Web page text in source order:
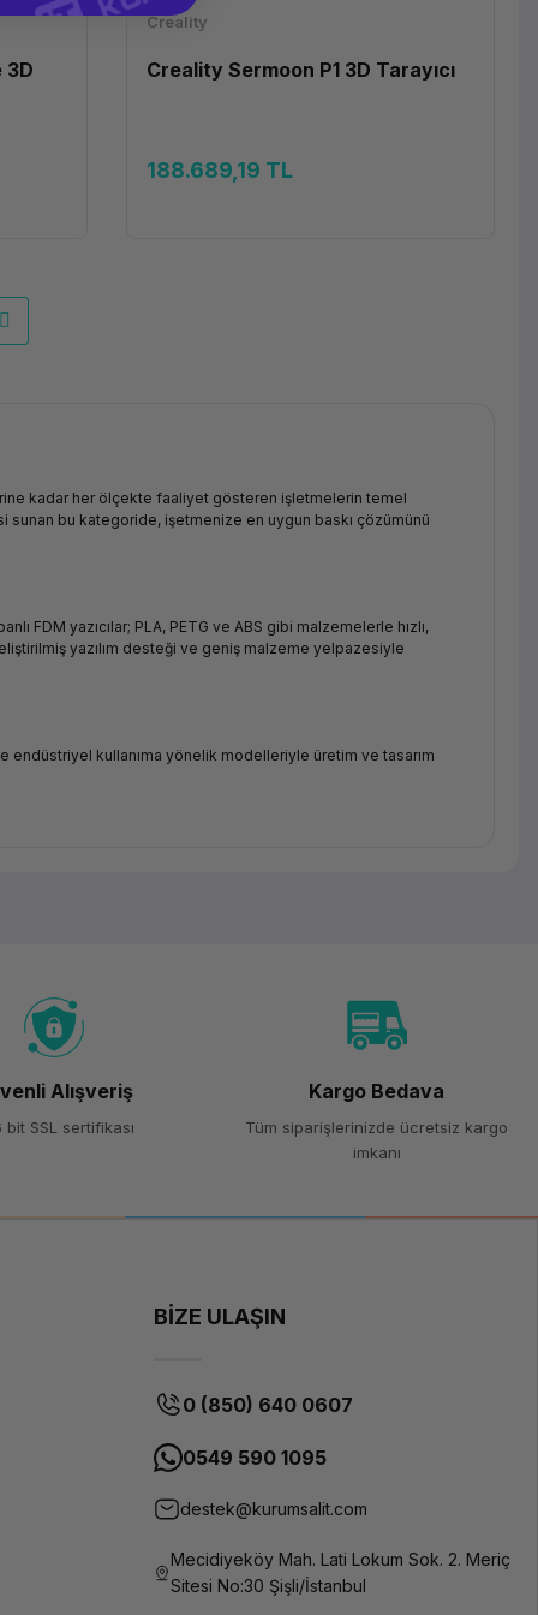
3D
Creality
Creality Sermoon P1 3D Tarayıcı
188.689,19 TL
kadar her ölçekte faaliyet gösteren işletmelerin temel
sunan bu kategoride, işetmenize en uygun baskı çözümünü
FDM yazıcılar; PLA, PETG ve ABS gibi malzemelerle hızlı,
yazılım desteği ve geniş malzeme yelpazesiyle
kullanıma yönelik modelleriyle üretim ve tasarım
takı, diş ve mühendislik uygulamaları için SLA veya MSLA resin
Alışveriş
bit SSL sertifikası
Kargo Bedava
Tüm siparişlerinizde ücretsiz kargo
imkanı
BİZE ULAŞIN
0 (850) 640 0607
0549 590 1095
destek@kurumsalit.com
Mecidiyeköy Mah. Lati Lokum Sok. 2. Meriç
Sitesi No:30 Şişli/İstanbul